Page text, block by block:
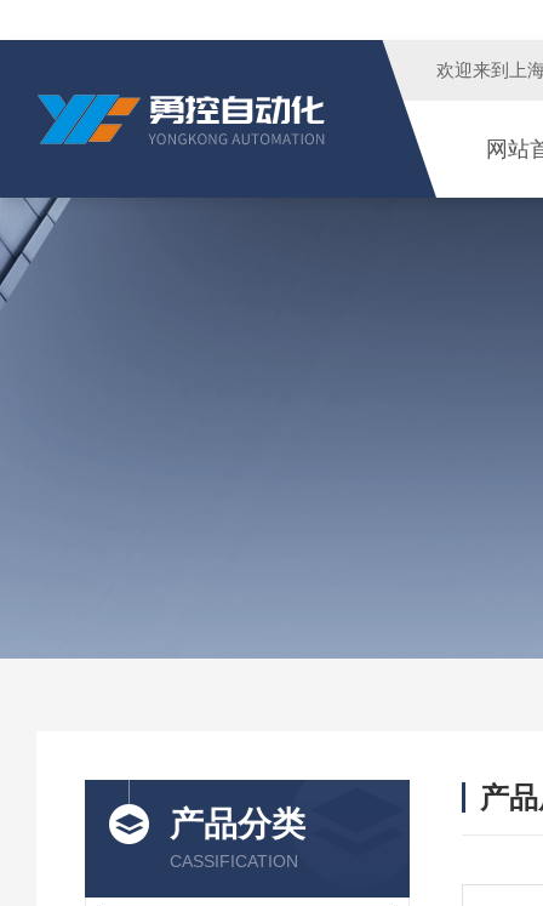
欢迎来到 上
网站
产品分类
CASSIFICATION
产